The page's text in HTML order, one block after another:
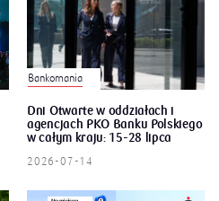
Bankomania
Dni Otwarte w oddziałach i
agencjach PKO Banku Polskiego
w całym kraju: 15-28 lipca
2026-07-14